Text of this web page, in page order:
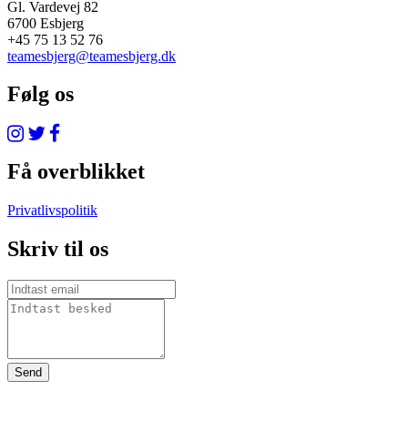
Gl. Vardevej 82
6700 Esbjerg
+45 75 13 52 76
teamesbjerg@teamesbjerg.dk
Følg os
Få overblikket
Privatlivspolitik
Skriv til os